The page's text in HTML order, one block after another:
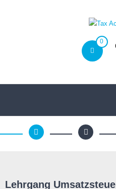
0
Lehrgang